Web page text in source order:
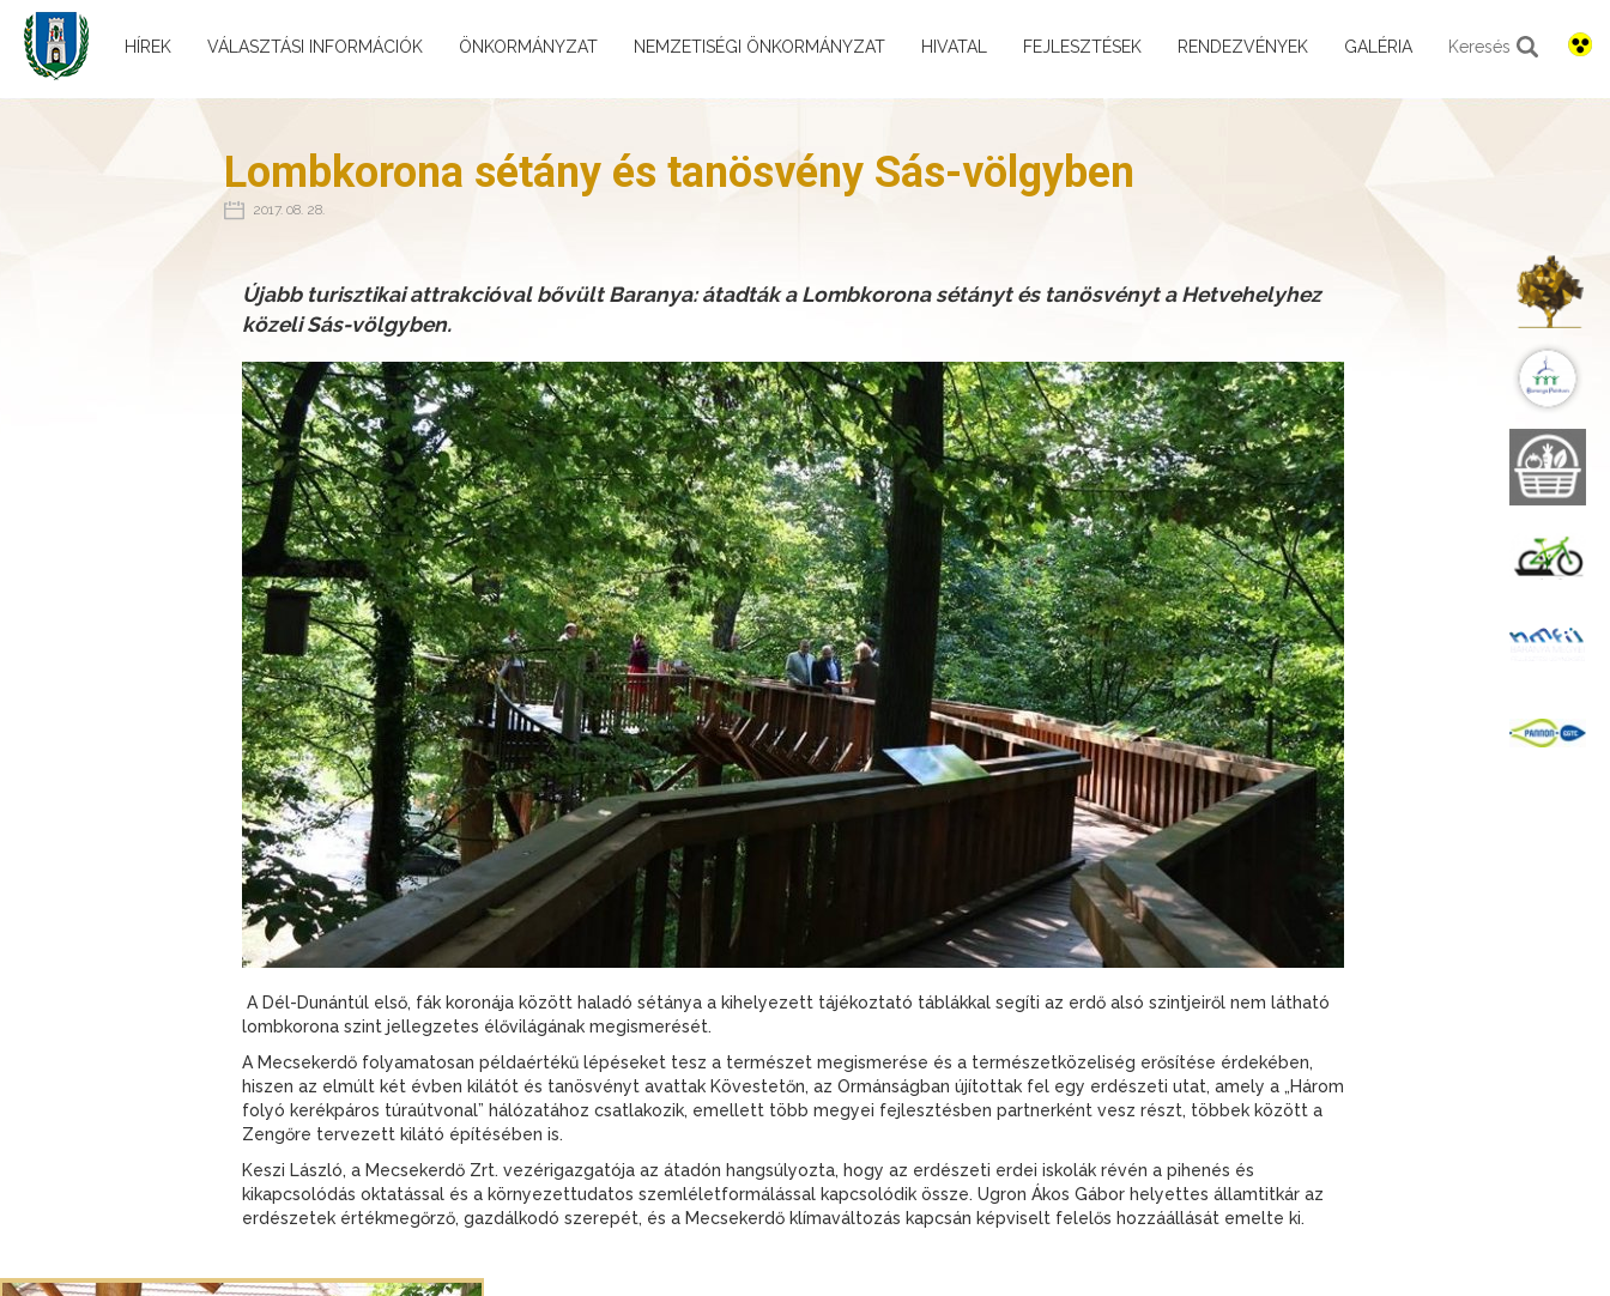
HÍREK VÁLASZTÁSI INFORMÁCIÓK ÖNKORMÁNYZAT NEMZETISÉGI ÖNKORMÁNYZAT HIVATAL FEJLESZTÉSEK RENDEZVÉNYEK GALÉRIA Keresés
Lombkorona sétány és tanösvény Sás-völgyben
2017. 08. 28.
Újabb turisztikai attrakcióval bővült Baranya: átadták a Lombkorona sétányt és tanösvényt a Hetvehelyhez
közeli Sás-völgyben.
A Dél-Dunántúl első, fák koronája között haladó sétánya a kihelyezett tájékoztató táblákkal segíti az erdő alsó szintjeiről nem látható
lombkorona szint jellegzetes élővilágának megismerését.
A Mecsekerdő folyamatosan példaértékű lépéseket tesz a természet megismerése és a természetközeliség erősítése érdekében,
hiszen az elmúlt két évben kilátót és tanösvényt avattak Kövestetőn, az Ormánságban újítottak fel egy erdészeti utat, amely a „Három
folyó kerékpáros túraútvonal” hálózatához csatlakozik, emellett több megyei fejlesztésben partnerként vesz részt, többek között a
Zengőre tervezett kilátó építésében is.
Keszi László, a Mecsekerdő Zrt. vezérigazgatója az átadón hangsúlyozta, hogy az erdészeti erdei iskolák révén a pihenés és
kikapcsolódás oktatással és a környezettudatos szemléletformálással kapcsolódik össze. Ugron Ákos Gábor helyettes államtitkár az
erdészetek értékmegőrző, gazdálkodó szerepét, és a Mecsekerdő klímaváltozás kapcsán képviselt felelős hozzáállását emelte ki.